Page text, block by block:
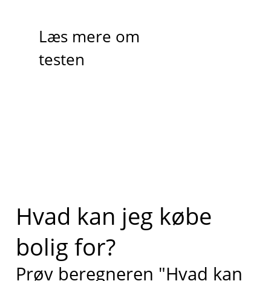
Læs mere om
testen
Hvad kan jeg købe
bolig for?
Prøv beregneren "Hvad kan